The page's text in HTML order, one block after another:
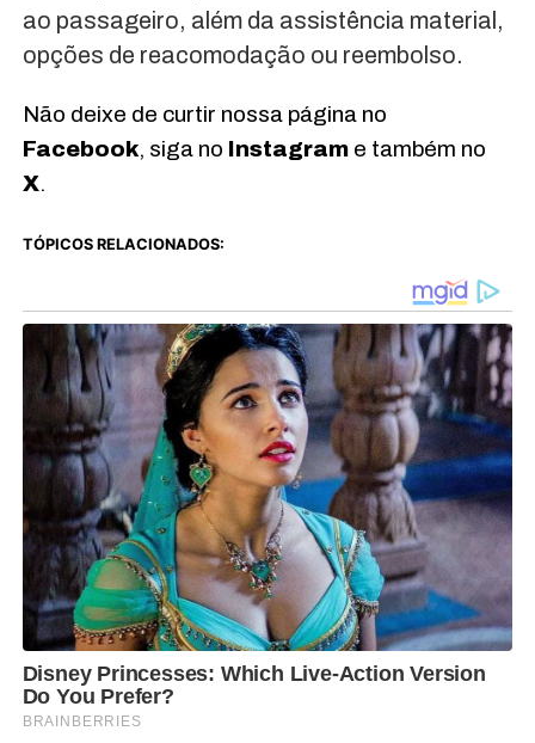
ao passageiro, além da assistência material,
opções de reacomodação ou reembolso.
Não deixe de curtir nossa página no
Facebook, siga no Instagrame também no
X.
TÓPICOS RELACIONADOS: